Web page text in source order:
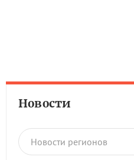
Новости
Новости регионов